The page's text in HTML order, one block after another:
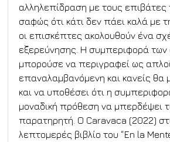
αλληλεπίδραση με τους επιβάτες
σαφώς ότι κάτι δεν πάει καλά με
οι επισκέπτες ακολουθούν ένα
εξερεύνησης. Η συμπεριφορά
μπορούσε να περιγραφεί ως
επαναλαμβανόμενη και κανείς θα
και να υποθέσει ότι η
μοναδική πρόθεση να μπερδέψει
παρατηρητή. Ο Caravaca (2022)
λεπτομερές βιβλίο του “En la